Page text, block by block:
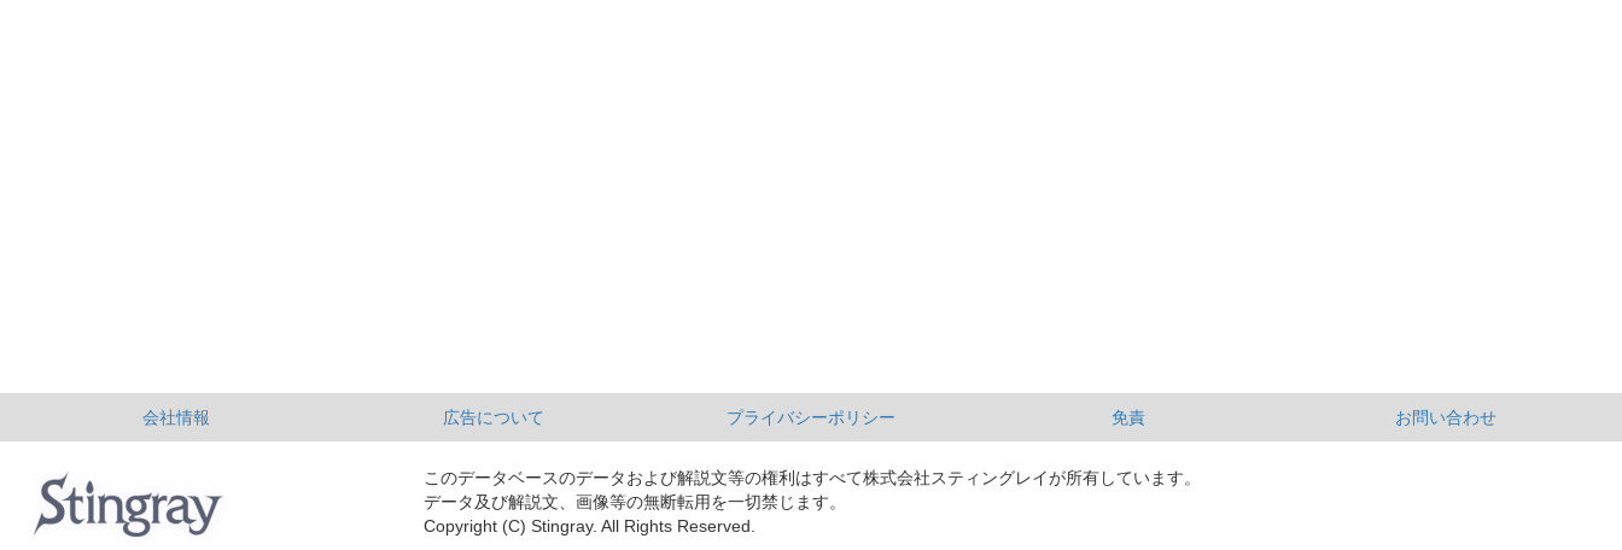
会社情報 広告について プライバシーポリシー 免責 お問い合わせ
このデータベースのデータおよび解説文等の権利はすべて株式会社スティングレイが所有しています。
データ及び解説文、画像等の無断転用を一切禁じます。
Copyright (C) Stingray. All Rights Reserved.